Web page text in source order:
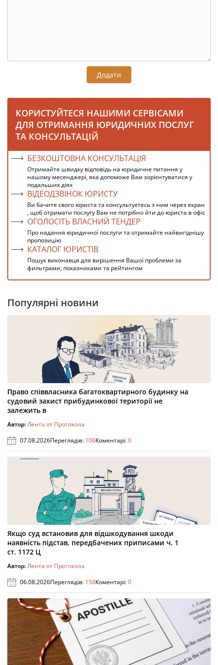
Додати
КОРИСТУЙТЕСЯ НАШИМИ СЕРВІСАМИ
ДЛЯ ОТРИМАННЯ ЮРИДИЧНИХ ПОСЛУГ
ТА КОНСУЛЬТАЦІЙ
БЕЗКОШТОВНА КОНСУЛЬТАЦІЯ
Отримайте швидку відповідь на юридичне питання у
нашому месенджері, яка допоможе Вам зорієнтуватися у
подальших діях
ВІДЕОДЗВІНОК ЮРИСТУ
Ви бачите свого юриста та консультуєтесь з ним через екран
, щоб отримати послугу Вам не потрібно йти до юриста в офіс
ОГОЛОСІТЬ ВЛАСНИЙ ТЕНДЕР
Про надання юридичної послуги та отримайте найвигіднішу
пропозицію
КАТАЛОГ ЮРИСТІВ
Пошук виконавця для вирішення Вашої проблеми за
фильтрами, показниками та рейтингом
Популярні новини
Право співвласника багатоквартирного будинку на
судовий захист прибудинкової території не
залежить в
Автор:Лента от Протокола
07.08.2026Переглядів: 106Коментарі:0
Якщо суд встановив для відшкодування шкоди
наявність підстав, передбачених приписами ч. 1
ст. 1172 Ц
Автор:Лента от Протокола
06.08.2026Переглядів: 158Коментарі:0